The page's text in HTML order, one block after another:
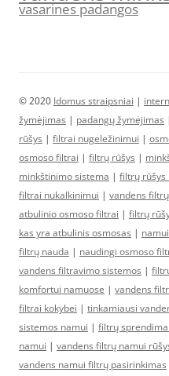
vasarines padangos
© 2020 Idomus straipsniai |
žymėjimas | padangų žymėjimas
rūšys | filtrai nugeležinimui |
osmoso filtrai | filtrų rūšys |
minkštinimo sistema | filtrų rūšys
filtrai nukalkinimui | vandens
atbulinio osmoso filtrai | filtrų
kas yra atbulinis osmosas |
filtrų nauda | naudingi osmoso
vandens filtravimo sistemos |
komfortui namuose | vandens
filtrai kokybei | tinkamiausi
sistemos namui | filtrų
namui | vandens filtrų namui
vandens namui filtrų pasirinkimas